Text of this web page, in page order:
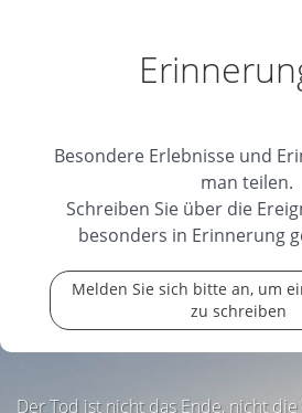
Besondere Erlebnisse und
man teilen.
Schreiben Sie über die
besonders in Erinnerung
Melden Sie sich bitte an, um
zu schreiben
Der Tod ist nicht das Ende, nicht